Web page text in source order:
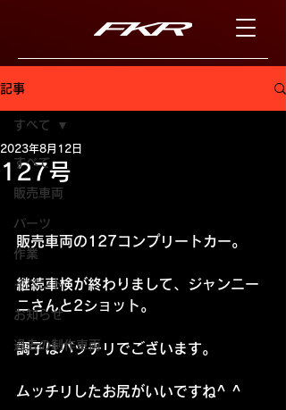
記事
すべて
販売車両
パーツ
作業
イベント
お知らせ
過去の制作車両
すべて
127号
2023年8月12日
販売車両の127コンプリートカー。
継続車検が終わりまして、ジャンニー
ニさんと2ショット。
調子はバッチリでございます。
ムッチリしたお尻がいいですね^ ^